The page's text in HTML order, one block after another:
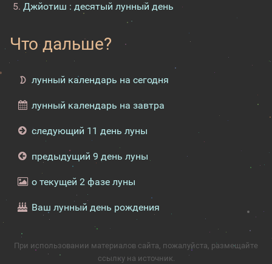
Джйотиш : десятый лунный день
Что дальше?
лунный календарь на сегодня
лунный календарь на завтра
следующий 11 день луны
предыдущий 9 день луны
о текущей 2 фазе луны
Ваш лунный день рождения
При использовании материалов сайта, пожалуйста, размещайте
ссылку на источник.